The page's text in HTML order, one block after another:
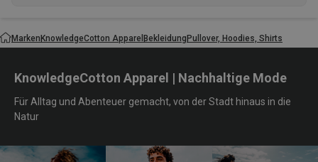
MarkenKnowledgeCotton Apparel BekleidungPullover, Hoodies, Shirts
KnowledgeCotton Apparel | Nachhaltige Mode
Für Alltag und Abenteuer gemacht, von der Stadt hinaus in die
Natur